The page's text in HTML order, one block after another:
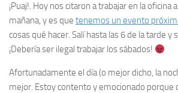
¡Puaj!. Hoy nos citaron a trabajar en la oficina
mañana, y es que tenemos un evento
cosas qué hacer. Salí hasta las 6 de la tarde y
¡Debería ser ilegal trabajar los sábados!
Afortunadamente el día (o mejor dicho, la
mejor. Estoy contento y emocionado porque